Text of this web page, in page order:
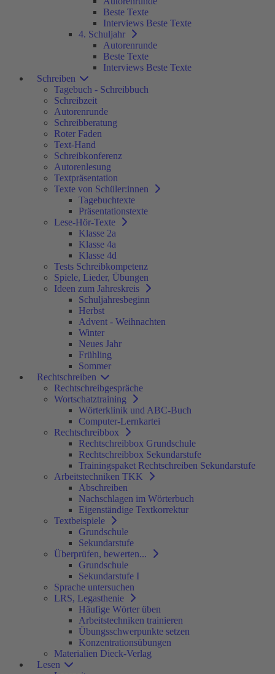
Beste Texte
Interviews Beste Texte
4. Schuljahr
Autorenrunde
Beste Texte
Interviews Beste Texte
Schreiben
Tagebuch - Schreibbuch
Schreibzeit
Autorenrunde
Schreibberatung
Roter Faden
Text-Hand
Schreibkonferenz
Autorenlesung
Textpräsentation
Texte von Schüler:innen
Tagebuchtexte
Präsentationstexte
Lese-Hör-Texte
Klasse 2a
Klasse 4a
Klasse 4d
Tests Schreibkompetenz
Spiele, Lieder, Übungen
Ideen zum Jahreskreis
Schuljahresbeginn
Herbst
Advent - Weihnachten
Winter
Neues Jahr
Frühling
Sommer
Rechtschreiben
Rechtschreibgespräche
Wortschatztraining
Wörterklinik und ABC-Buch
Computer-Lernkartei
Rechtschreibbox
Rechtschreibbox Grundschule
Rechtschreibbox Sekundarstufe
Trainingspaket Rechtschreiben Sekundarstufe
Arbeitstechniken TKK
Abschreiben
Nachschlagen im Wörterbuch
Eigenständige Textkorrektur
Textbeispiele
Grundschule
Sekundarstufe
Überprüfen, bewerten...
Grundschule
Sekundarstufe I
Sprache untersuchen
LRS, Legasthenie
Häufige Wörter üben
Arbeitstechniken trainieren
Übungsschwerpunkte setzen
Konzentrationsübungen
Materialien Dieck-Verlag
Lesen